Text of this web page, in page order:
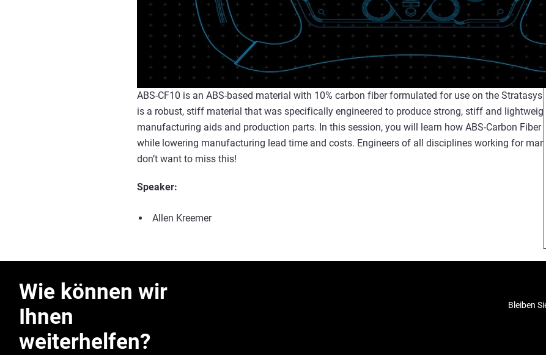
ABS-CF10 is an ABS-based material with 10% carbon fiber formulated for use on the Stratasys
is a robust, stiff material that was specifically engineered to produce strong, stiff and
manufacturing aids and production parts. In this session, you will learn how ABS-Carbon
while lowering manufacturing lead time and costs. Engineers of all disciplines working for
don’t want to miss this!
Speaker:
Allen Kreemer
Wie können wir
Ihnen
weiterhelfen?
Bleiben